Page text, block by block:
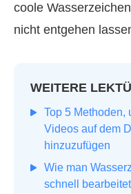
coole
nicht entgehen
WEITERE
Top 5 Methoden,
Videos auf dem
hinzuzufügen
Wie man
schnell bearbeitet